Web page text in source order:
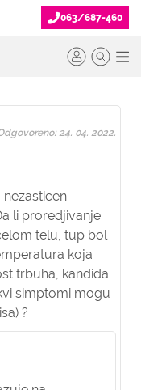
063/687-460
li proredjivanje
telu, tup bol
koja
trbuha, kandida
simptomi mogu
?
24. 04. 2022.